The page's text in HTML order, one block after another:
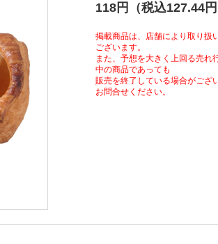
118円（税込127.44円
掲載商品は、店舗により取り扱
ございます。
また、予想を大きく上回る売れ
中の商品であっても
販売を終了している場合がござ
お問合せください。